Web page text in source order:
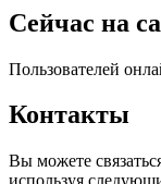
Сейчас на
Пользователей
Контакты
Вы можете